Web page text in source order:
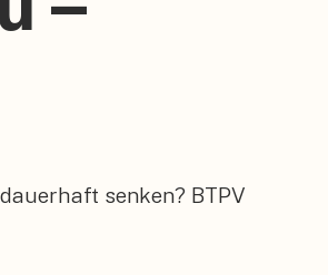
senken? BTPV